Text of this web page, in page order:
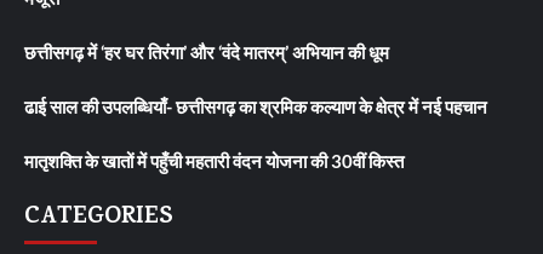
छत्तीसगढ़ में ‘हर घर तिरंगा’ और ‘वंदे मातरम्’ अभियान की धूम
ढाई साल की उपलब्धियाँ- छत्तीसगढ़ का श्रमिक कल्याण के क्षेत्र में नई पहचान
मातृशक्ति के खातों में पहुँची महतारी वंदन योजना की 30वीं किस्त
CATEGORIES